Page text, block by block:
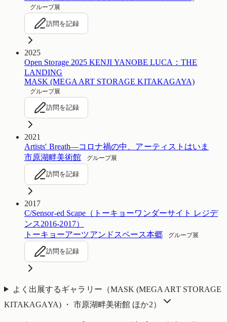
グループ展
訪問を記録
2025
Open Storage 2025 KENJI YANOBE LUCA：THE
LANDING
MASK (MEGA ART STORAGE KITAKAGAYA)
グループ展
訪問を記録
2021
Artists' Breath―コロナ禍の中、アーティストはいま
市原湖畔美術館
グループ展
訪問を記録
2017
C/Sensor-ed Scape（トーキョーワンダーサイト レジデ
ンス2016-2017）
トーキョーアーツアンドスペース本郷
グループ展
訪問を記録
よく出展するギャラリー（MASK (MEGA ART STORAGE
KITAKAGAYA) ・ 市原湖畔美術館 ほか2）